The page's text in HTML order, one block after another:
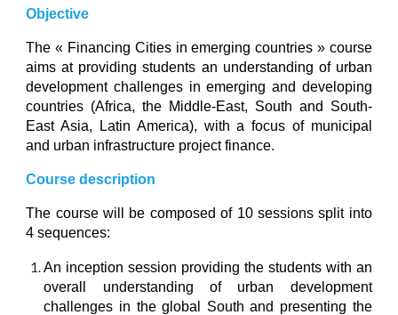
Objective
The « Financing Cities in emerging countries » course
aims at providing students an understanding of urban
development challenges in emerging and developing
countries (Africa, the Middle-East, South and South-
East Asia, Latin America), with a focus of municipal
and urban infrastructure project finance.
Course description
The course will be composed of 10 sessions split into
4 sequences:
An inception session providing the students with an
overall understanding of urban development
challenges in the global South and presenting the